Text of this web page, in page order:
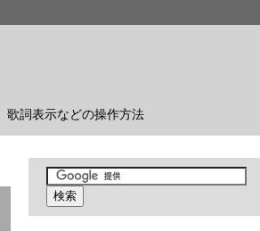
歌詞表示などの操作方法